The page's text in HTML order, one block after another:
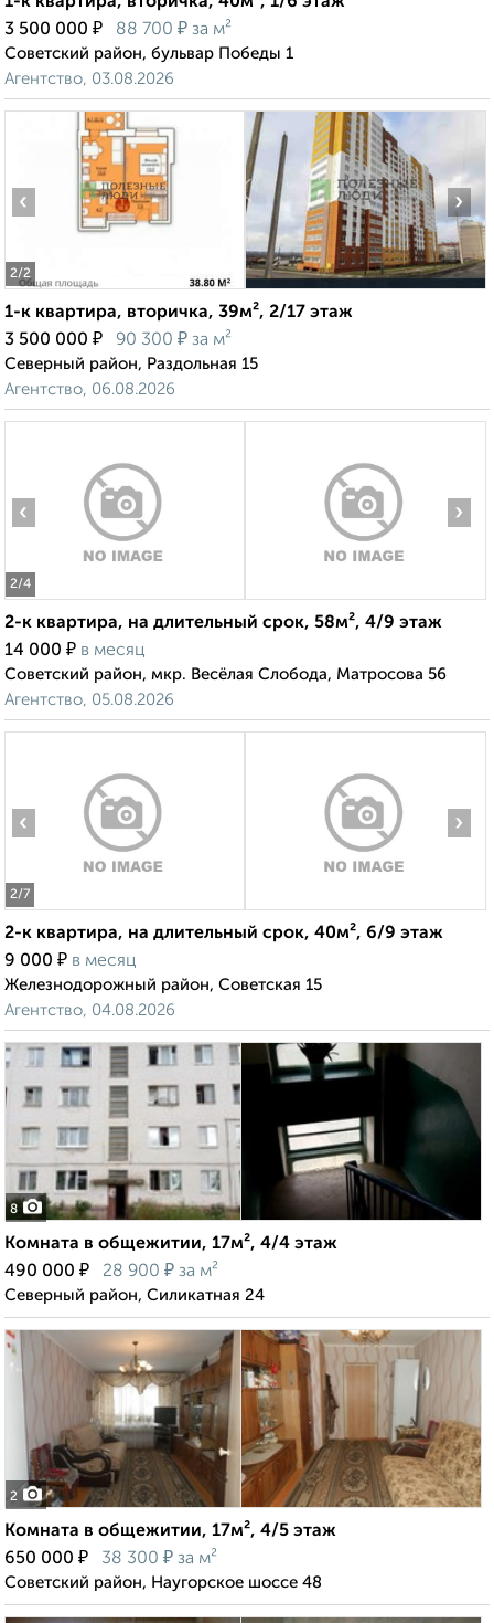
3 500 000 ₽ 88 700 ₽ за м²
Советский район, бульвар Победы 1
Агентство, 03.08.2026
2/2
‹ ›
1-к квартира, вторичка, 39м², 2/17 этаж
3 500 000 ₽ 90 300 ₽ за м²
Северный район, Раздольная 15
Агентство, 06.08.2026
2/4
‹ ›
2-к квартира, на длительный срок, 58м², 4/9 этаж
14 000 ₽ в месяц
Советский район, мкр. Весёлая Слобода, Матросова 56
Агентство, 05.08.2026
2/7
‹ ›
2-к квартира, на длительный срок, 40м², 6/9 этаж
9 000 ₽ в месяц
Железнодорожный район, Советская 15
Агентство, 04.08.2026
8
Комната в общежитии, 17м², 4/4 этаж
490 000 ₽ 28 900 ₽ за м²
Северный район, Силикатная 24
2
Комната в общежитии, 17м², 4/5 этаж
650 000 ₽ 38 300 ₽ за м²
Советский район, Наугорское шоссе 48